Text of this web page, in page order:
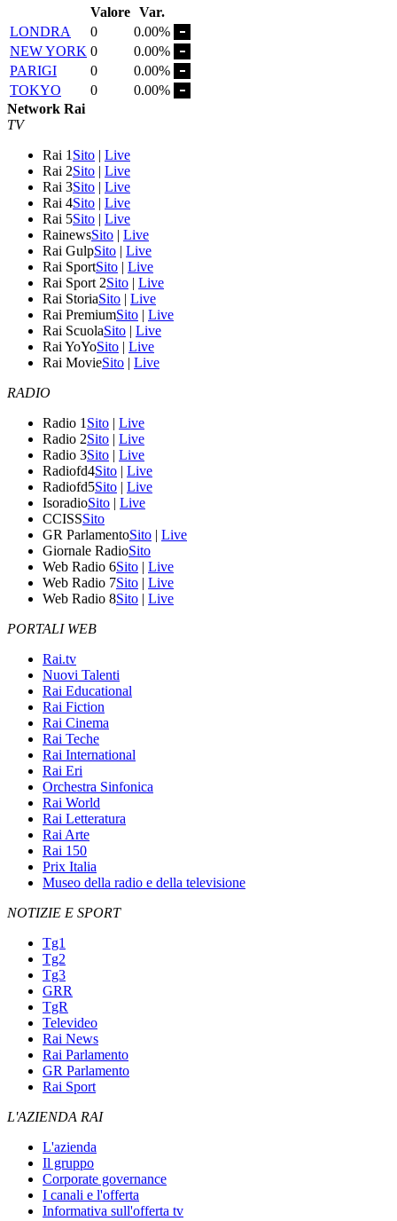
Valore Var.
LONDRA
0
0.00%
NEW YORK 0
0.00%
PARIGI
0
0.00%
TOKYO
0
0.00%
Network Rai
TV
Rai 1 Sito | Live
Rai 2Sito | Live
Rai 3Sito | Live
Rai 4Sito | Live
Rai 5Sito | Live
RainewsSito | Live
Rai GulpSito | Live
Rai SportSito | Live
Rai Sport 2Sito | Live
Rai StoriaSito | Live
Rai PremiumSito | Live
Rai ScuolaSito | Live
Rai YoYoSito | Live
Rai MovieSito | Live
RADIO
Radio 1 Sito | Live
Radio 2Sito | Live
Radio 3Sito | Live
Radiofd4Sito | Live
Radiofd5Sito | Live
IsoradioSito | Live
CCISSSito
GR ParlamentoSito | Live
Giornale RadioSito
Web Radio 6Sito | Live
Web Radio 7Sito | Live
Web Radio 8Sito | Live
PORTALI WEB
Rai.tv
Nuovi Talenti
Rai Educational
Rai Fiction
Rai Cinema
Rai Teche
Rai International
Rai Eri
Orchestra Sinfonica
Rai World
Rai Letteratura
Rai Arte
Rai 150
Prix Italia
Museo della radio e della televisione
NOTIZIE E SPORT
Tg1
Tg2
Tg3
GRR
TgR
Televideo
Rai News
Rai Parlamento
GR Parlamento
Rai Sport
L'AZIENDA RAI
L'azienda
Il gruppo
Corporate governance
I canali e l'offerta
Informativa sull'offerta tv